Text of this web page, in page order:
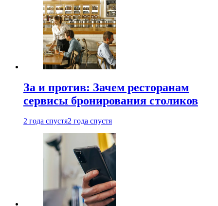
За и против: Зачем ресторанам
сервисы бронирования столиков
2 года спустя2 года спустя